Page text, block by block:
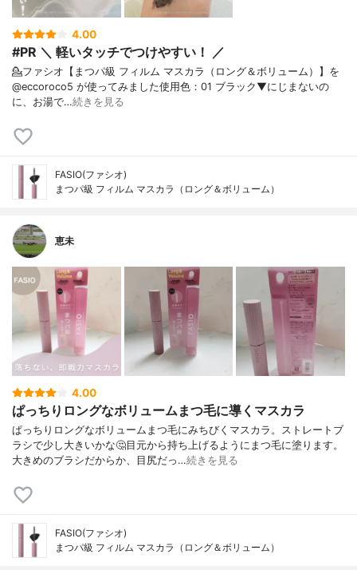
4.00
#PR ＼ 軽いタッチでつけやすい！ ／
💁ファシオ【まつパ級 フィルム マスカラ（ロング＆ボリューム）】を
@eccoroco5 が使ってみました⁡使用色：01 ブラック⁡⁡▼⁡⁡にじまないの
に、お湯で…続きを見る
FASIO(ファシオ)
まつパ級 フィルム マスカラ（ロング＆ボリューム）
恵未
4.00
ぱっちりロングなボリュームまつ毛に導くマスカラ
ぱっちりロングなボリュームまつ毛にみちびくマスカラ。ストレートブ
ラシで少し大きいかな🤔目元から持ち上げるようにまつ毛に塗ります。
大きめのブラシだからか、目尻だっ…続きを見る
FASIO(ファシオ)
まつパ級 フィルム マスカラ（ロング＆ボリューム）